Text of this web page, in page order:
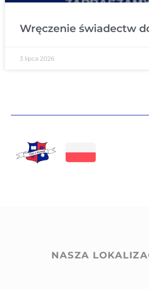
Wręczenie świadectw
3 lipca 2026
NASZA